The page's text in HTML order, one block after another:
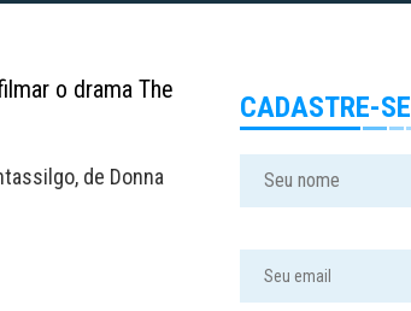
o drama The
de Donna
CADASTRE-SE